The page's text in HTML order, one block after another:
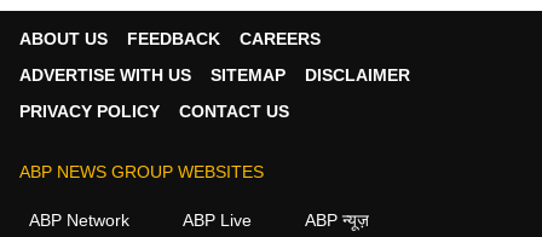
तस्वीर शेयर की और लिखा, 'कमल हासन ने प्राइवेट चार्टर और
का फैसला किया. ऐसे समय में जब फिल्म इंडस्ट्री कई मुश्किल
ABOUT US FEEDBACK
CAREERS
ADVERTISE WITH US
SITEMAP
DISCLAIMER
PRIVACY POLICY
CONTACT US
ABP NEWS GROUP WEBSITES
ABP Network ABP Live ABP न्यूज़